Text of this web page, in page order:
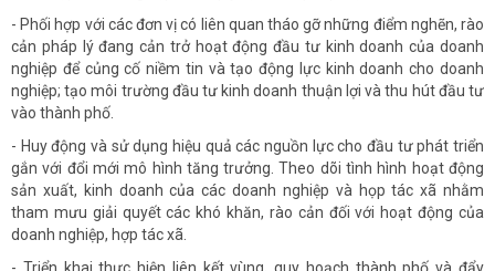
- Phối hợp với các đơn vị có liên quan tháo gỡ những điểm nghẽn, rào
cản pháp lý đang cản trở hoạt động đầu tư kinh doanh của doanh
nghiệp để củng cố niềm tin và tạo động lực kinh doanh cho doanh
nghiệp; tạo môi trường đầu tư kinh doanh thuận lợi và thu hút đầu tư
vào thành phố.
- Huy động và sử dụng hiệu quả các nguồn lực cho đầu tư phát triển
gắn với đổi mới mô hình tăng trưởng. Theo dõi tình hình hoạt động
sản xuất, kinh doanh của các doanh nghiệp và họp tác xã nhằm
tham mưu giải quyết các khó khăn, rào cản đối với hoạt động của
doanh nghiệp, hợp tác xã.